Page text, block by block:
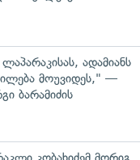
ადამიანს
მოუვიდეს," —
ბარამიძის